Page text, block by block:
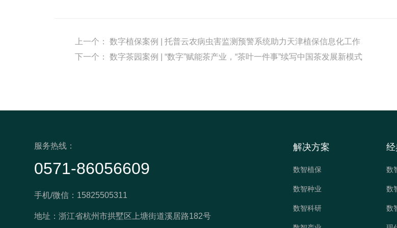
上一个：
数字植保案例 | 托普云农病虫害监测预警系统助力天津植保信息化工作
下一个：
数字茶园案例 | “数字”赋能茶产业，“茶叶一件事”续写中国茶发展新模式
服务热线：
0571-86056609
手机/微信：15825505311
地址：浙江省杭州市拱墅区上塘街道溪居路182号
解决方案
数智植保
数智种业
数智科研
经
数
数
数